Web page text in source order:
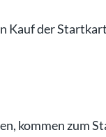
Kauf der
kommen zum